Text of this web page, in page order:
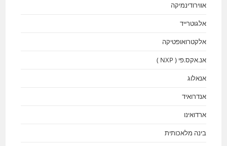
אווירודינמיקה
אלגוטרייד
אלקטרואופטיקה
אנ.אקס.פי ( NXP )
אנאלוג
אנדרואיד
ארדואינו
בינה מלאכותית